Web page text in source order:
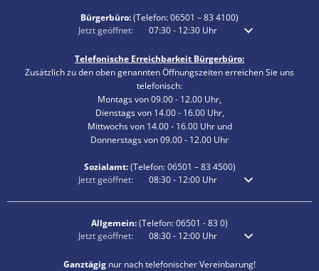
Bürgerbüro:(Telefon:06501 – 83 4100)
Klicken, um weitere Öffnungs- oder Schließzeiten auszublenden
Jetzt geöffnet: 07:30- 12:30Uhr Von 07:30 bis 12:30
Telefonische Erreichbarkeit Bürgerbüro:
Zusätzlich zu den oben genannten Öffnungszeiten erreichen Sie uns
telefonisch:
Montags von 09.00 - 12.00 Uhr,
Dienstags von 14.00 - 16.00 Uhr,
Mittwochs von 14.00 - 16.00 Uhr und
Donnerstags von 09.00 - 12.00 Uhr
Sozialamt:(Telefon:06501 – 834500)
Klicken, um weitere Öffnungs- oder Schließzeiten auszublenden
Jetzt geöffnet: 08:30- 12:00Uhr Von 08:30 bis 12:00
Allgemein:(Telefon:06501 - 83 0)
Klicken, um weitere Öffnungs- oder Schließzeiten auszublenden
Jetzt geöffnet: 08:30- 12:00Uhr Von 08:30 bis 12:00
Ganztägig nur nach telefonischer Vereinbarung!